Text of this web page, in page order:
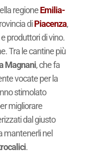
regioneEmilia-
diPiacenza,
produttori di vino.
Tra le cantine più
Magnani, che fa
vocate per la
stimolato
migliorare
dal giusto
mantenerli nel
.